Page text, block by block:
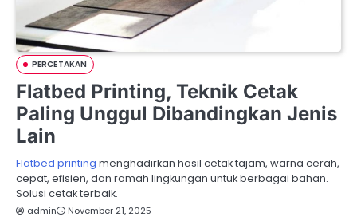
PERCETAKAN
Flatbed Printing, Teknik Cetak
Paling Unggul Dibandingkan Jenis
Lain
Flatbed printing menghadirkan hasil cetak tajam, warna cerah,
cepat, efisien, dan ramah lingkungan untuk berbagai bahan.
Solusi cetak terbaik.
admin November 21, 2025